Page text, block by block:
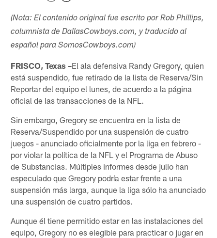
(Nota: El contenido original fue escrito por Rob Phillips,
columnista de DallasCowboys.com, y traducido al
español para SomosCowboys.com)
FRISCO, Texas –El ala defensiva Randy Gregory, quien
está suspendido, fue retirado de la lista de Reserva/Sin
Reportar del equipo el lunes, de acuerdo a la página
oficial de las transacciones de la NFL.
Sin embargo, Gregory se encuentra en la lista de
Reserva/Suspendido por una suspensión de cuatro
juegos - anunciado oficialmente por la liga en febrero -
por violar la política de la NFL y el Programa de Abuso
de Substancias. Múltiples informes desde julio han
especulado que Gregory podría estar frente a una
suspensión más larga, aunque la liga sólo ha anunciado
una suspensión de cuatro partidos.
Aunque él tiene permitido estar en las instalaciones del
equipo, Gregory no es elegible para practicar o jugar en